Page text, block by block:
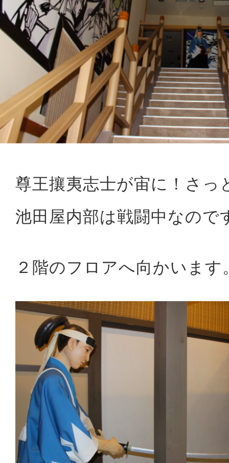
尊王攘夷志士が宙に！さっ
池田屋内部は戦闘中なので
２階のフロアへ向かいます